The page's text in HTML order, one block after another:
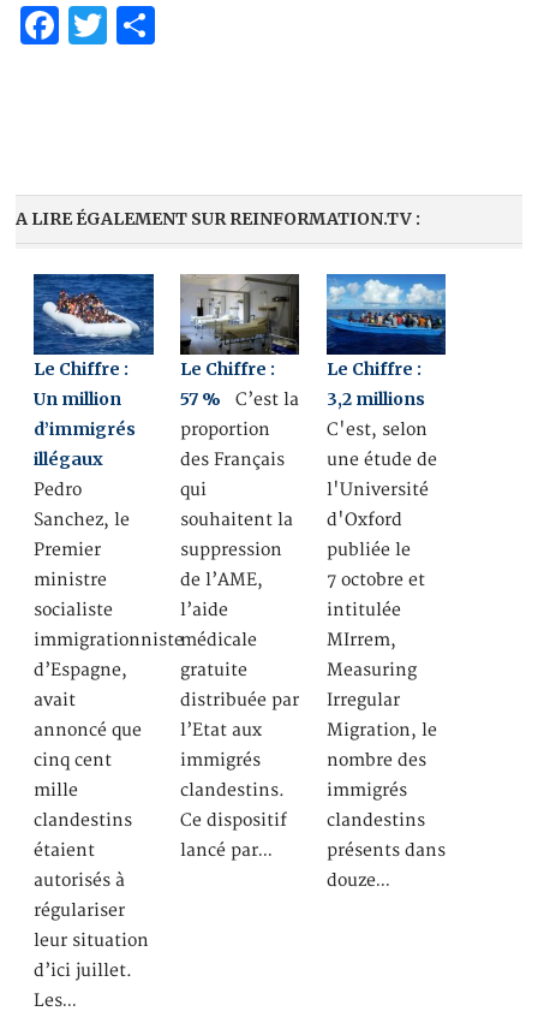
Facebook
Twitter
A LIRE ÉGALEMENT SUR REINFORMATION.TV :
Le Chiffre :
Un million
d’immigrés
illégaux
Pedro
Sanchez, le
Premier
ministre
socialiste
immigrationniste
d’Espagne,
avait
annoncé que
cinq cent
mille
clandestins
étaient
autorisés à
régulariser
leur situation
d’ici juillet.
Les…
Le Chiffre :
57 % C’est la
proportion
des Français
qui
souhaitent la
suppression
de l’AME,
l’aide
médicale
gratuite
distribuée par
l’Etat aux
immigrés
clandestins.
Ce dispositif
lancé par…
Le Chiffre :
3,2 millions
C'est, selon
une étude de
l'Université
d'Oxford
publiée le
7 octobre et
intitulée
MIrrem,
Measuring
Irregular
Migration, le
nombre des
immigrés
clandestins
présents dans
douze…